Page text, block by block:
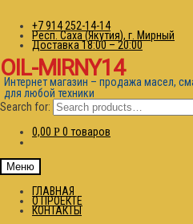
+7 914 252-14-14
Респ. Саха (Якутия), г. Мирный
Доставка 18:00 – 20:00
OIL-MIRNY14
Интернет магазин – продажа масел,
для любой техники
Search for:
0,00 Р 0 товаров
Меню
ГЛАВНАЯ
О ПРОЕКТЕ
КОНТАКТЫ